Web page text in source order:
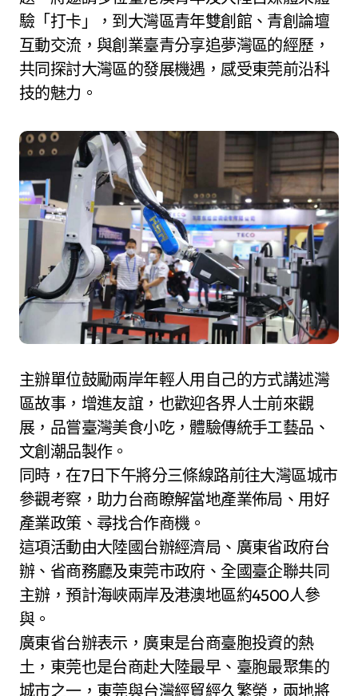
驗「打卡」，到大灣區青年雙創館、青創論壇
互動交流，與創業臺青分享追夢灣區的經歷，
共同探討大灣區的發展機遇，感受東莞前沿科
技的魅力。
主辦單位鼓勵兩岸年輕人用自己的方式講述灣
區故事，增進友誼，也歡迎各界人士前來觀
展，品嘗臺灣美食小吃，體驗傳統手工藝品、
文創潮品製作。
同時，在7日下午將分三條線路前往大灣區城市
參觀考察，助力台商瞭解當地產業佈局、用好
產業政策、尋找合作商機。
這項活動由大陸國台辦經濟局、廣東省政府台
辦、省商務廳及東莞市政府、全國臺企聯共同
主辦，預計海峽兩岸及港澳地區約4500人參
與。
廣東省台辦表示，廣東是台商臺胞投資的熱
土，東莞也是台商赴大陸最早、臺胞最聚集的
城市之一，東莞與台灣經貿經久繁榮，兩地將